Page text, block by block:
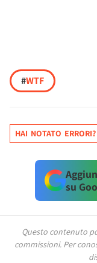
#WTF
HAI NOTATO ERRORI?
su
Questo contenuto
commissioni. Per